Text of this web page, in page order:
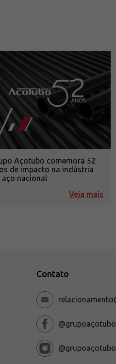
Açotubo comemora 52
de impacto na indústria
aço nacional
Veja mais
Contato
@grupoaçotubo
@grupoaçotubo